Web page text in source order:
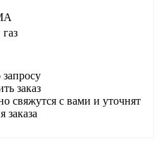
заказ
свяжутся с вами и уточнят
заказа